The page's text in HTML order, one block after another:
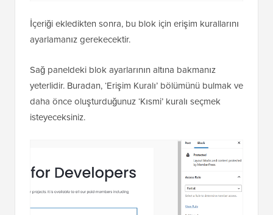
İçeriği ekledikten sonra, bu blok için erişim kurallarını
ayarlamanız gerekecektir.
Sağ paneldeki blok ayarlarının altına bakmanız
yeterlidir. Buradan, ‘Erişim Kuralı’ bölümünü bulmak ve
daha önce oluşturduğunuz ‘Kısmi’ kuralı seçmek
isteyeceksiniz.